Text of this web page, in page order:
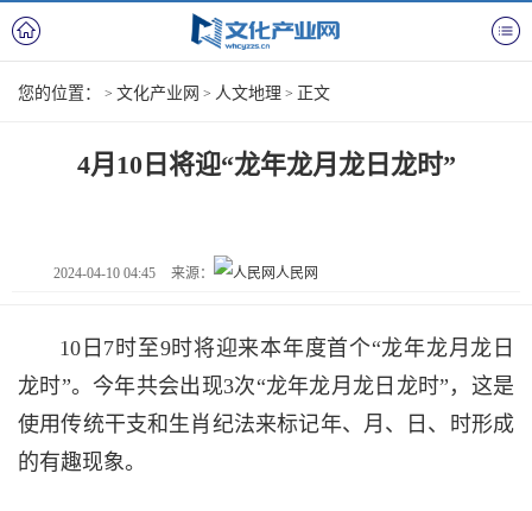
您的位置： > 文化产业网 > 人文地理 > 正文
4月10日将迎“龙年龙月龙日龙时”
2024-04-10 04:45 来源： 人民网
10日7时至9时将迎来本年度首个“龙年龙月龙日
龙时”。今年共会出现3次“龙年龙月龙日龙时”，这是
使用传统干支和生肖纪法来标记年、月、日、时形成
的有趣现象。